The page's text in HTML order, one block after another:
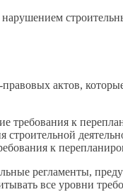
актов,
требования к
к
регламенты,
все уровни